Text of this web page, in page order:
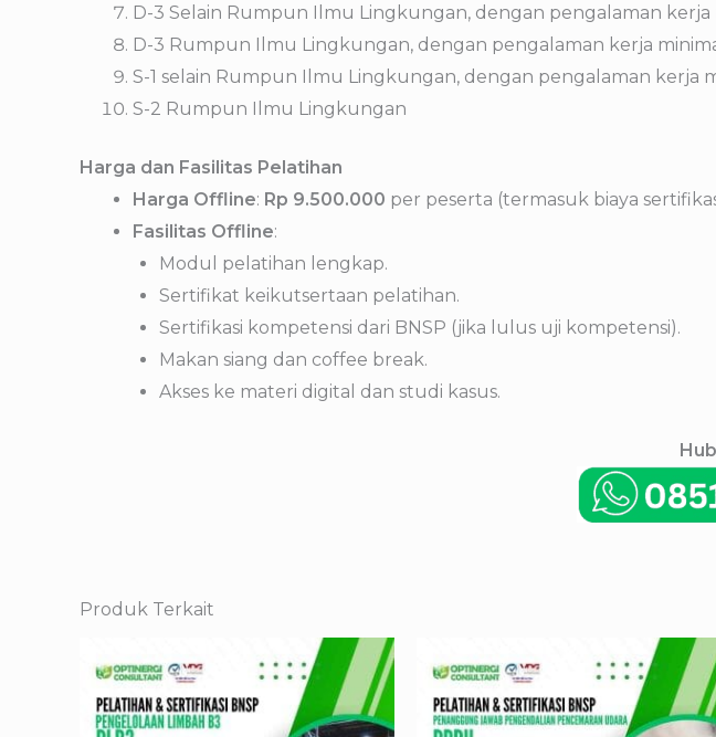
D-3 Selain Rumpun Ilmu Lingkungan, dengan pengalaman
D-3 Rumpun Ilmu Lingkungan, dengan pengalaman kerja
S-1 selain Rumpun Ilmu Lingkungan, dengan pengalaman
S-2 Rumpun Ilmu Lingkungan
Harga dan Fasilitas Pelatihan
Harga Offline: Rp 9.500.000 per peserta (termasuk biaya
Fasilitas Offline:
Modul pelatihan lengkap.
Sertifikat keikutsertaan pelatihan.
Sertifikasi kompetensi dari BNSP (jika lulus uji kompetensi).
Makan siang dan coffee break.
Akses ke materi digital dan studi kasus.
Produk Terkait